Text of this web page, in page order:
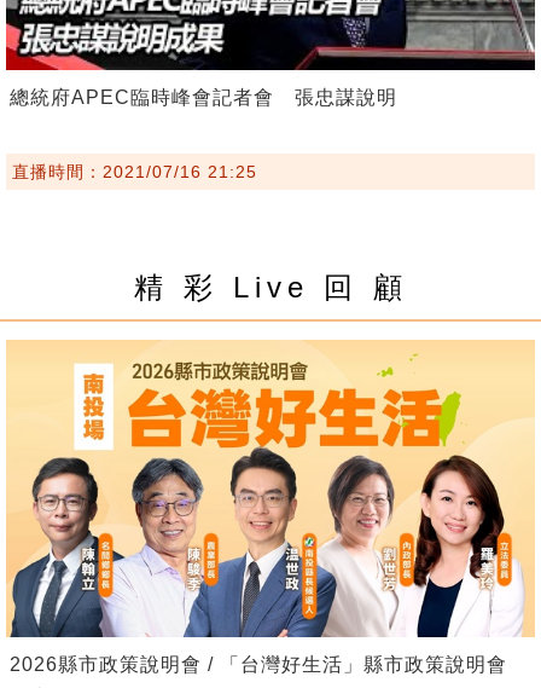
總統府APEC臨時峰會記者會 張忠謀說明
直播時間：2021/07/16 21:25
精 彩 Live 回 顧
2026縣市政策說明會 / 「台灣好生活」縣市政策說明會